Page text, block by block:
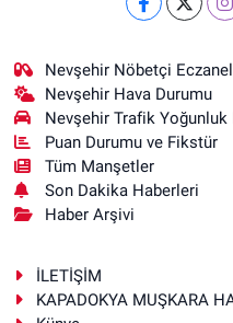
Nevşehir Nöbetçi
Nevşehir Hava Durumu
Nevşehir Trafik Yoğunluk
Puan Durumu ve Fikstür
Tüm Manşetler
Son Dakika Haberleri
Haber Arşivi
İLETİŞİM
KAPADOKYA MUŞKARA